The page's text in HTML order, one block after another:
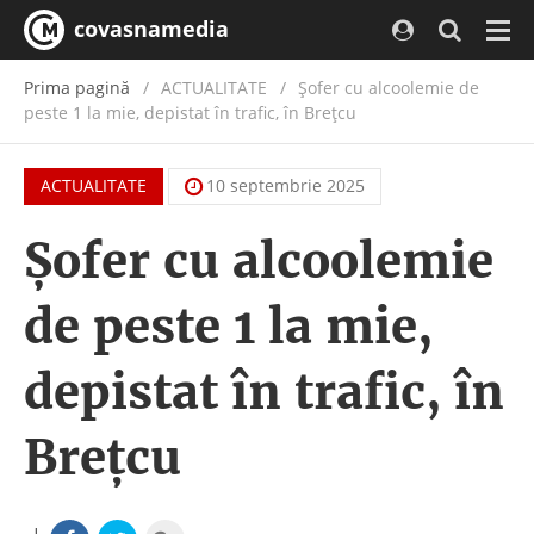
covasnamedia
Prima pagină ACTUALITATE / Șofer cu alcoolemie de
peste 1 la mie, depistat în trafic, în Brețcu
ACTUALITATE 10 septembrie 2025
Șofer cu alcoolemie
de peste 1 la mie,
depistat în trafic, în
Brețcu